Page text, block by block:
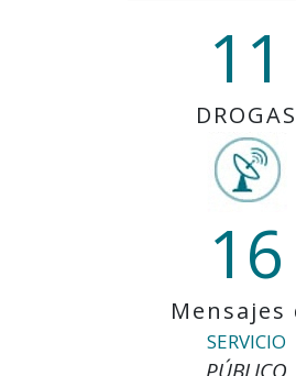
11
DROGAS
16
Mensajes
SERVICIO